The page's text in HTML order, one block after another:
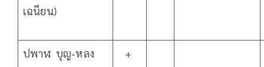
เฉนียน)
ปพาฬ บุญ-หลง +